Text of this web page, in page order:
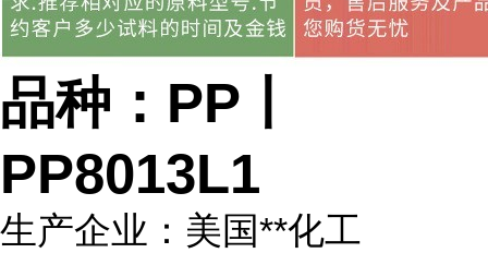
品种：PP丨
PP8013L1
生产企业：美国**化工